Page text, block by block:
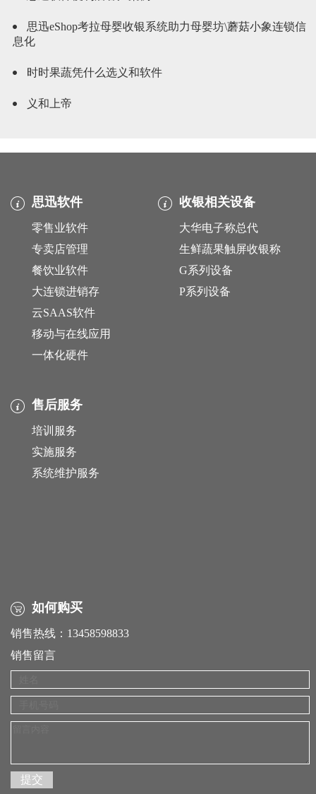
思迅eShop考拉母婴收银系统助力母婴坊\蘑菇小象连锁信
息化
时时果蔬凭什么选义和软件
义和上帝
思迅软件
零售业软件
专卖店管理
餐饮业软件
大连锁进销存
云SAAS软件
移动与在线应用
一体化硬件
收银相关设备
大华电子称总代
生鲜蔬果触屏收银称
G系列设备
P系列设备
售后服务
培训服务
实施服务
系统维护服务
如何购买
销售热线：13458598833
销售留言